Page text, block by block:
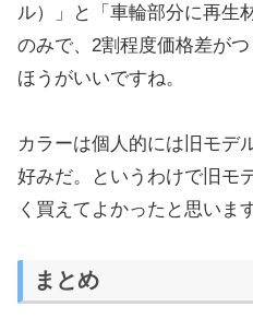
ル）」と「車輪部分に再生
のみで、2割程度価格差が
ほうがいいですね。
カラーは個人的には旧モデ
好みだ。というわけで旧モ
く買えてよかったと思います
まとめ